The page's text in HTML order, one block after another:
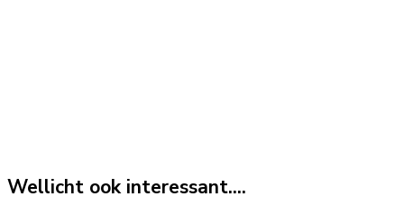
Wellicht ook interessant....